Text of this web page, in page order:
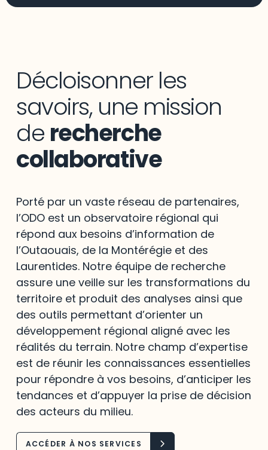
Décloisonner les
savoirs, une mission
de recherche
collaborative
Porté par un vaste réseau de partenaires,
l’ODO est un observatoire régional qui
répond aux besoins d’information de
l’Outaouais, de la Montérégie et des
Laurentides. Notre équipe de recherche
assure une veille sur les transformations du
territoire et produit des analyses ainsi que
des outils permettant d’orienter un
développement régional aligné avec les
réalités du terrain. Notre champ d’expertise
est de réunir les connaissances essentielles
pour répondre à vos besoins, d’anticiper les
tendances et d’appuyer la prise de décision
des acteurs du milieu.
ACCÉDER À NOS SERVICES